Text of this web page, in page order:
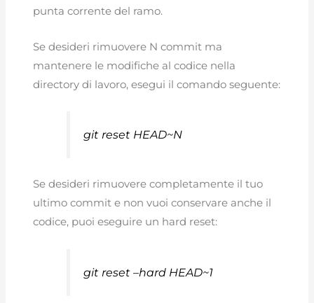
punta corrente del ramo.
Se desideri rimuovere N commit ma
mantenere le modifiche al codice nella
directory di lavoro, esegui il comando seguente:
git reset HEAD~N
Se desideri rimuovere completamente il tuo
ultimo commit e non vuoi conservare anche il
codice, puoi eseguire un hard reset:
git reset –hard HEAD~1